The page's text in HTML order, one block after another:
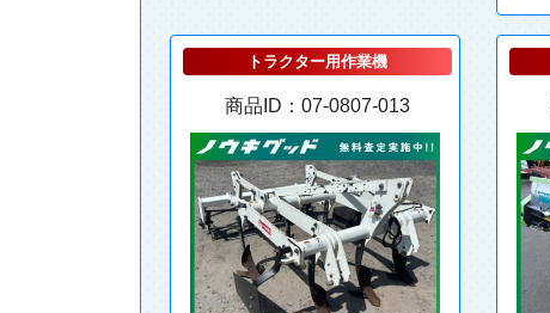
トラクター用作業機
商品ID：07-0807-013